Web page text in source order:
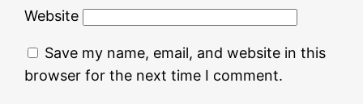
Website
Save my name, email, and website in this
browser for the next time I comment.